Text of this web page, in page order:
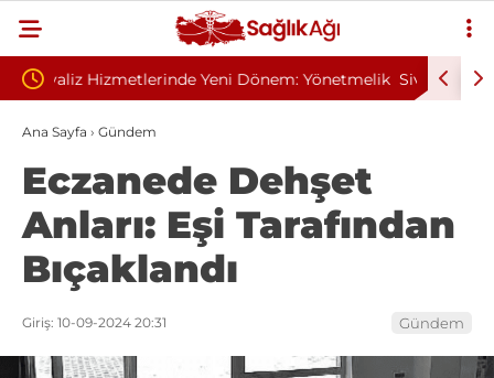
Yönetmelik Sivilce Sandı, Cilt Kanseri Çıktı: Ameliyattan 60
Dikişle Uyandı
Ana Sayfa › Gündem
Eczanede Dehşet
Anları: Eşi Tarafından
Bıçaklandı
Giriş: 10-09-2024 20:31 Gündem